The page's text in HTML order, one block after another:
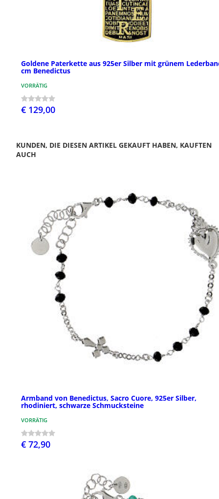
Goldene Paterkette aus 925er Silber mit grünem
cm Benedictus
VORRÄTIG
€ 129,00
KUNDEN, DIE DIESEN ARTIKEL GEKAUFT HABEN, KAUFTEN
AUCH
Armband von Benedictus, Sacro Cuore, 925er Silber,
rhodiniert, schwarze Schmucksteine
VORRÄTIG
€ 72,90